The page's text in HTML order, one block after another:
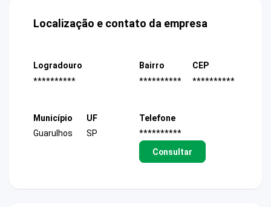
Localização e contato da empresa
Logradouro
**********
Bairro
**********
CEP
**********
Município
Guarulhos
UF
SP
Telefone
**********
Consultar